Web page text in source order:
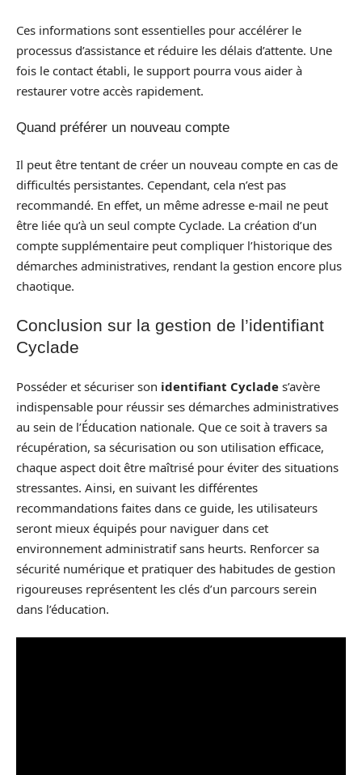
Ces informations sont essentielles pour accélérer le
processus d’assistance et réduire les délais d’attente. Une
fois le contact établi, le support pourra vous aider à
restaurer votre accès rapidement.
Quand préférer un nouveau compte
Il peut être tentant de créer un nouveau compte en cas de
difficultés persistantes. Cependant, cela n’est pas
recommandé. En effet, un même adresse e-mail ne peut
être liée qu’à un seul compte Cyclade. La création d’un
compte supplémentaire peut compliquer l’historique des
démarches administratives, rendant la gestion encore plus
chaotique.
Conclusion sur la gestion de l’identifiant
Cyclade
Posséder et sécuriser son identifiant Cyclade s’avère
indispensable pour réussir ses démarches administratives
au sein de l’Éducation nationale. Que ce soit à travers sa
récupération, sa sécurisation ou son utilisation efficace,
chaque aspect doit être maîtrisé pour éviter des situations
stressantes. Ainsi, en suivant les différentes
recommandations faites dans ce guide, les utilisateurs
seront mieux équipés pour naviguer dans cet
environnement administratif sans heurts. Renforcer sa
sécurité numérique et pratiquer des habitudes de gestion
rigoureuses représentent les clés d’un parcours serein
dans l’éducation.